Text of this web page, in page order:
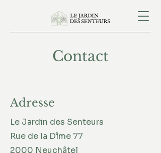
Contact
Adresse
Le Jardin des Senteurs
Rue de la Dîme 77
2000 Neuchâtel